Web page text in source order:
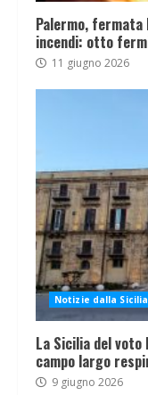
Palermo, fermata
incendi: otto
11 giugno 2026
Notizie dalla Sicilia
La Sicilia del
campo largo
9 giugno 2026